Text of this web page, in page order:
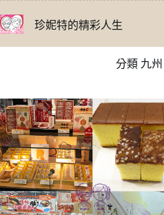
至
珍妮特的精彩人生
分類 九州